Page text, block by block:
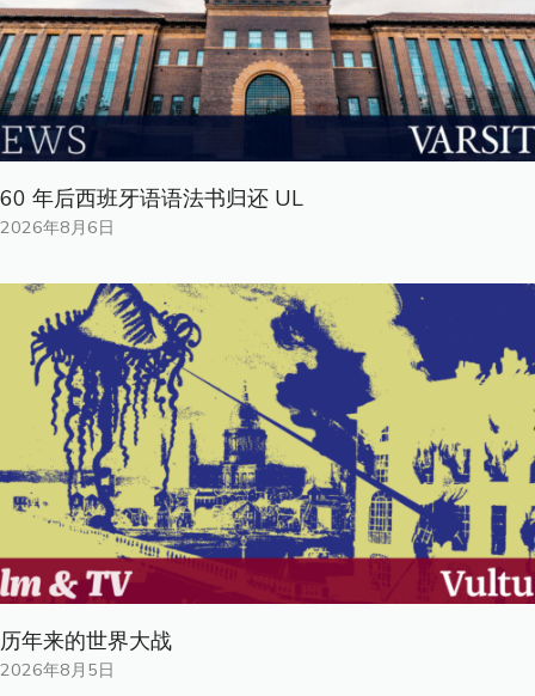
60 年后西班牙语语法书归还 UL
2026年8月6日
历年来的世界大战
2026年8月5日